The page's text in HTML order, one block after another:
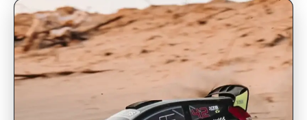
INSCRIPCIONES ABIERTAS